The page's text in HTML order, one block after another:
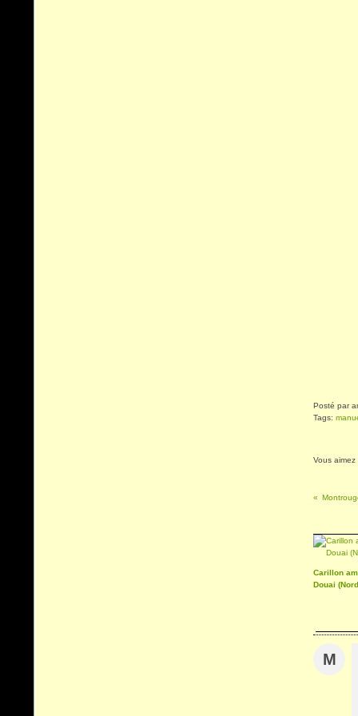
Posté par
Tags:
Vous aimez
Carillon
Douai
M